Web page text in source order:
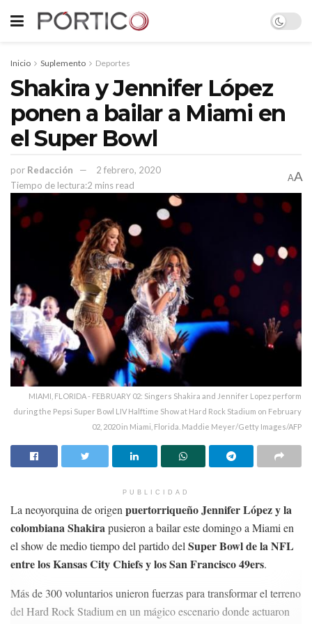
Inicio Suplemento Deportes
Shakira y Jennifer López
ponen a bailar a Miami en
el Super Bowl
por Redacción
2 febrero, 2020
Tiempo de lectura:2 mins read
AA
MIAMI, FLORIDA - FEBRUARY 02: Singers Shakira and Jennifer Lopez perform
during the Pepsi Super Bowl LIV Halftime Show at Hard Rock Stadium on February
02, 2020 in Miami, Florida. Maddie Meyer/Getty Images/AFP
PUBLICIDAD
La neoyorquina de origenpuertorriqueño Jennifer López y la
colombiana Shakirapusieron a bailar este domingo a Miami en
el show de medio tiempo del partido delSuper Bowl de la NFL
entre los Kansas City Chiefs y los San Francisco 49ers.
Más de 300 voluntarios unieron fuerzas para transformar el terreno
del Hard Rock Stadium en un mágico escenario donde actuaron